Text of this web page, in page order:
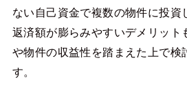
ない自己資金で複数の物件に投資
返済額が膨らみやすいデメリット
や物件の収益性を踏まえた上で検
す。